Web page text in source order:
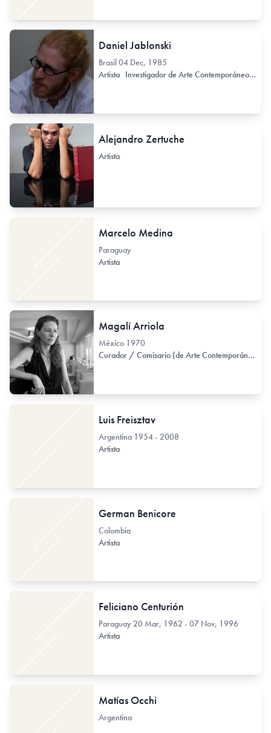
Daniel Jablonski
Brasil04 Dec, 1985
Artista Investigador de Arte Contemporáneo
Alejandro Zertuche
Artista
Marcelo Medina
Paraguay
Artista
Magalí Arriola
México 1970
Curador / Comisario (de Arte Contemporáneo)
Luis Freisztav
Argentina 1954 - 2008
Artista
German Benicore
Colombia
Artista
Feliciano Centurión
Paraguay20 Mar, 1962 - 07 Nov, 1996
Artista
Matías Occhi
Argentina